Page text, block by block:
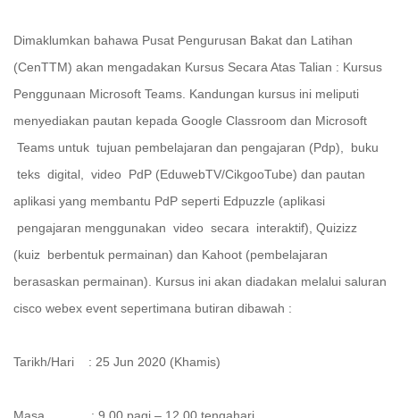
Dimaklumkan bahawa Pusat Pengurusan Bakat dan Latihan
(CenTTM) akan mengadakan Kursus Secara Atas Talian : Kursus
Penggunaan Microsoft Teams. Kandungan kursus ini meliputi
menyediakan pautan kepada Google Classroom dan Microsoft
Teams untuk tujuan pembelajaran dan pengajaran (Pdp), buku
teks digital, video PdP (EduwebTV/CikgooTube) dan pautan
aplikasi yang membantu PdP seperti Edpuzzle (aplikasi
pengajaran menggunakan video secara interaktif), Quizizz
(kuiz berbentuk permainan) dan Kahoot (pembelajaran
berasaskan permainan). Kursus ini akan diadakan melalui saluran
cisco webex event sepertimana butiran dibawah :
Tarikh/Hari : 25 Jun 2020 (Khamis)